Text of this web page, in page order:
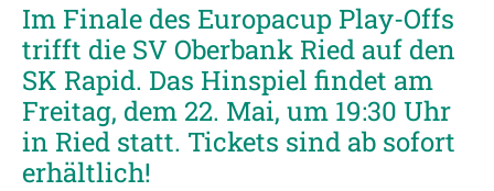
Im Finale des Europacup Play-Offs
trifft die SV Oberbank Ried auf den
SK Rapid. Das Hinspiel findet am
Freitag, dem 22. Mai, um 19:30 Uhr
in Ried statt. Tickets sind ab sofort
erhältlich!